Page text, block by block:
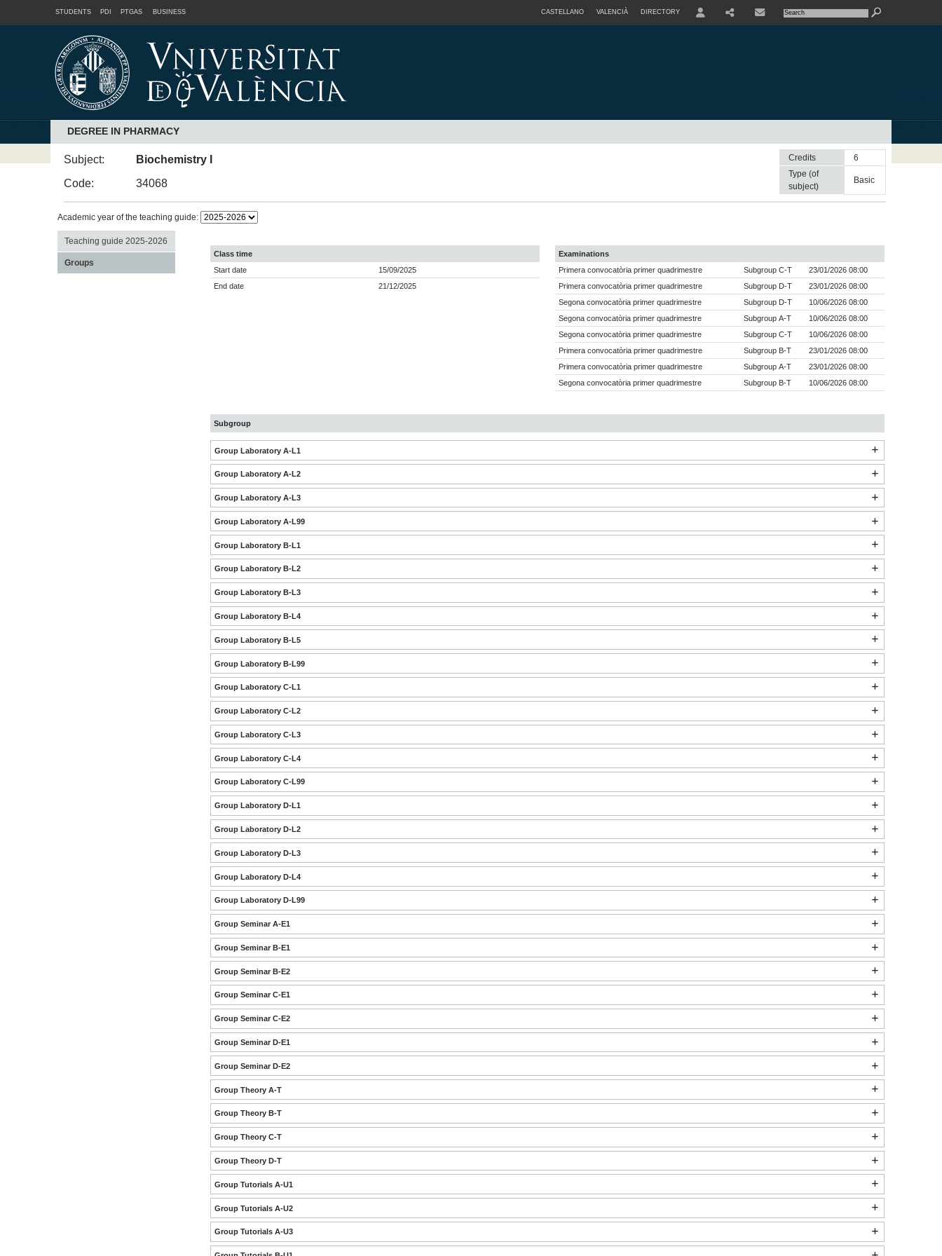
STUDENTS PDI PTGAS BUSINESS CASTELLANO VALENCIÀ DIRECTORY
DEGREE IN PHARMACY
Subject:
Biochemistry I
Code:
34068
Credits
6
Type (of
subject)
basic
Academic year of the teaching guide:
Teaching guide 2025-2026
Groups
Class time
Start date
15/09/2025
End date
21/12/2025
Examinations
Primera convocatòria primer quadrimestre
Subgroup C-T
23/01/2026 08:00
Primera convocatòria primer quadrimestre
Subgroup D-T
23/01/2026 08:00
Segona convocatòria primer quadrimestre
Subgroup D-T
10/06/2026 08:00
Segona convocatòria primer quadrimestre
Subgroup A-T
10/06/2026 08:00
Segona convocatòria primer quadrimestre
Subgroup C-T
10/06/2026 08:00
Primera convocatòria primer quadrimestre
Subgroup B-T
23/01/2026 08:00
Primera convocatòria primer quadrimestre
Subgroup A-T
23/01/2026 08:00
Segona convocatòria primer quadrimestre
Subgroup B-T 10/06/2026 08:00
Subgroup
Group Laboratory A-L1
Group Laboratory A-L2
Group Laboratory A-L3
Group Laboratory A-L99
Group Laboratory B-L1
Group Laboratory B-L2
Group Laboratory B-L3
Group Laboratory B-L4
Group Laboratory B-L5
Group Laboratory B-L99
Group Laboratory C-L1
Group Laboratory C-L2
Group Laboratory C-L3
Group Laboratory C-L4
Group Laboratory C-L99
Group Laboratory D-L1
Group Laboratory D-L2
Group Laboratory D-L3
Group Laboratory D-L4
Group Laboratory D-L99
Group Seminar A-E1
Group Seminar B-E1
Group Seminar B-E2
Group Seminar C-E1
Group Seminar C-E2
Group Seminar D-E1
Group Seminar D-E2
Group Theory A-T
Group Theory B-T
Group Theory C-T
Group Theory D-T
Group Tutorials A-U1
Group Tutorials A-U2
Group Tutorials A-U3